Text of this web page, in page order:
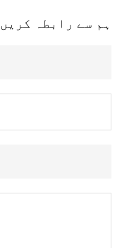
ہم سے رابطہ کریں